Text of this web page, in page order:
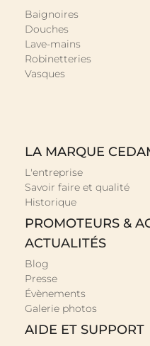
Baignoires
Douches
Lave-mains
Robinetteries
Vasques
LA MARQUE
L'entreprise
Savoir faire et qualité
Historique
PROMOTEURS &
ACTUALITÉS
Blog
Presse
Évènements
Galerie photos
AIDE ET SUPPORT